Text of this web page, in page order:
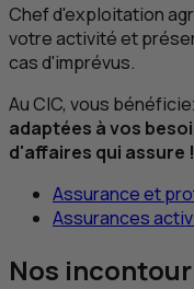
Chef d'exploitation
votre activité et
cas d'imprévus.
AuCIC, vous
adaptées à vos
d'affaires qui assure !
Assurance et
Assurances
Nos